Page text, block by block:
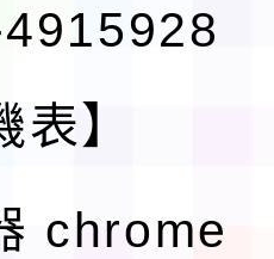
表】
chrome